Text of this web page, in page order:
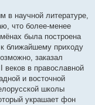
в научной литературе,
что более-менее
была построена
к ближайшему приходу
заказал
веков в православной
и восточной
школы
украшает фон